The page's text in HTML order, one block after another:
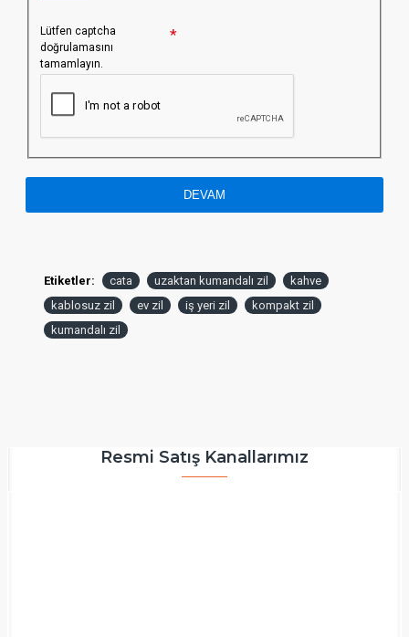
Lütfen captcha
doğrulamasını
tamamlayın.
DEVAM
Etiketler: cata uzaktan kumandalı zil
kahve
kablosuz zil
ev zil iş yeri zil
kompakt zil
kumandalı zil
Resmi Satış Kanallarımız